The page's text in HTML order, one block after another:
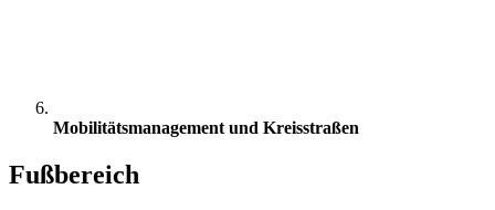
Mobilitätsmanagement und Kreisstraßen
Fußbereich